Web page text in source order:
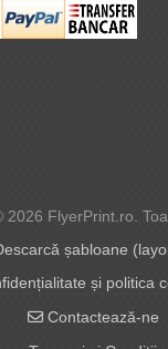
FlyerPrint.ro.
șabloane
și politica
Contactează-ne
Contactează-ne